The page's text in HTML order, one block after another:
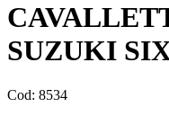
SUZUKI
Cod: 8534